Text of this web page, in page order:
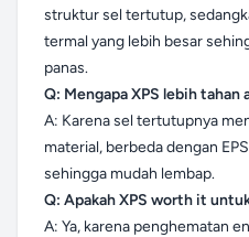
struktur sel tertutup,
termal yang lebih besar
panas.
Q: Mengapa XPS lebih tahan
A: Karena sel tertutupnya
material, berbeda dengan
sehingga mudah lembap.
Q: Apakah XPS worth it
A: Ya, karena penghematan